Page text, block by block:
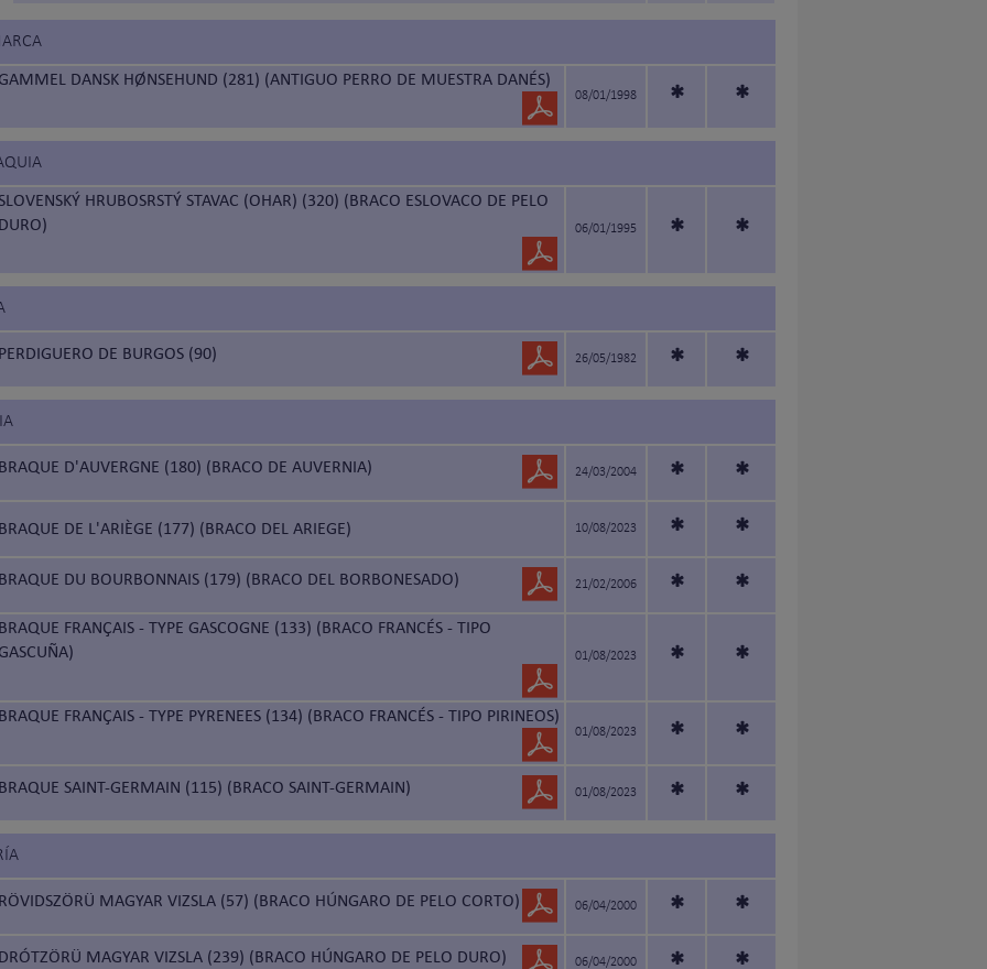
GAMMEL DANSK HØNSEHUND (281) (ANTIGUO PERRO DE MUESTRA DANÉS)
08/01/1998 * *
HRUBOSRSTÝ STAVAC (OHAR) (320) (BRACO ESLOVACO DE PELO
DURO)
06/01/1995 * *
PERDIGUERO DE BURGOS (90) 26/05/1982 * *
BRAQUE D'AUVERGNE (180) (BRACO DE AUVERNIA) 24/03/2004 * *
BRAQUE DE L'ARIÈGE (177) (BRACO DEL ARIEGE) 10/08/2023 * *
BRAQUE DU BOURBONNAIS (179) (BRACO DEL BORBONESADO) 21/02/2006 * *
BRAQUE FRANÇAIS - TYPE GASCOGNE (133) (BRACO FRANCÉS - TIPO
GASCUÑA)
01/08/2023 * *
BRAQUE FRANÇAIS - TYPE PYRENEES (134) (BRACO FRANCÉS - TIPO PIRINEOS)
01/08/2023 * *
BRAQUE SAINT-GERMAIN (115) (BRACO SAINT-GERMAIN) 01/08/2023 * *
RÖVIDSZÖRÜ MAGYAR VIZSLA (57) (BRACO HÚNGARO DE PELO CORTO) 06/04/2000 * *
DRÓTZÖRÜ MAGYAR VIZSLA (239) (BRACO HÚNGARO DE PELO DURO) 06/04/2000